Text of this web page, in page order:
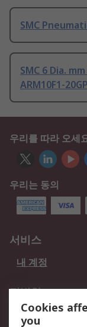
SMC
SMC 6 Dia.
ARM10F1-
우리를 따라 오세
우리는 동의
서비스
내 계정
적법한
개인 정보 보호
Cookies
you